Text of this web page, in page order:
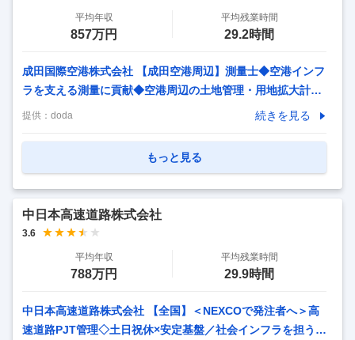
平均年収
857万円
平均残業時間
29.2時間
成田国際空港株式会社 【成田空港周辺】測量士◆空港インフ
ラを支える測量に貢献◆空港周辺の土地管理・用地拡大計画
【仕事内容】 【成田空港周辺】測量士◆空港インフラを支え
を核に専門性を発揮／将来の拡張計画に深く関与】 ■当社に
上を追求しながら、空港機能の強化や周辺エリアの持続的な
拡大計画に直接関わるため、 スケール
…
提供： doda 続きを見る
もっと見る
中日本高速道路株式会社
3.6
平均年収
788万円
平均残業時間
29.9時間
中日本高速道路株式会社 【全国】＜NEXCOで発注者へ＞高
速道路PJT管理◇土日祝休×安定基盤／社会インフラを担う